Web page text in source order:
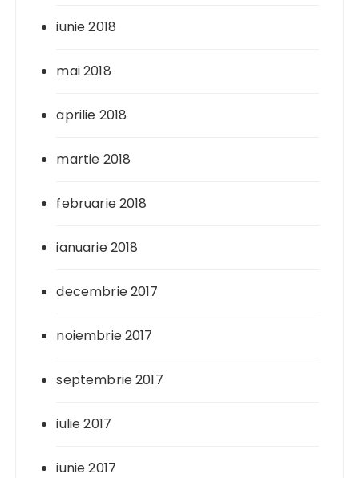
iunie 2018
mai 2018
aprilie 2018
martie 2018
februarie 2018
ianuarie 2018
decembrie 2017
noiembrie 2017
septembrie 2017
iulie 2017
iunie 2017